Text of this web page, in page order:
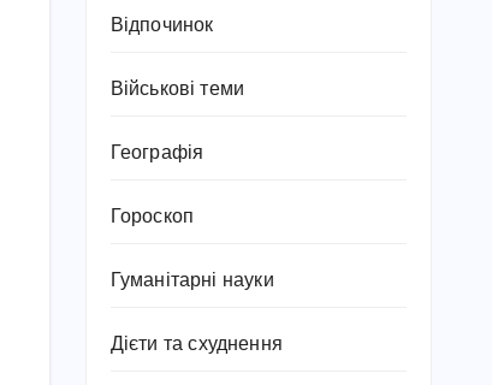
Відпочинок
Військові теми
Географія
Гороскоп
Гуманітарні науки
Дієти та схуднення